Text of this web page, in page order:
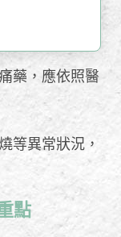
藥，應依照醫
等異常狀況，
點